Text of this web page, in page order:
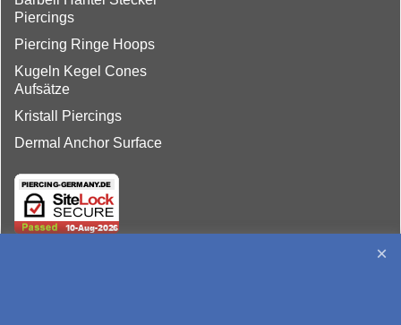
Piercings
Piercing Ringe Hoops
Kugeln Kegel Cones
Aufsätze
Kristall Piercings
Dermal Anchor Surface